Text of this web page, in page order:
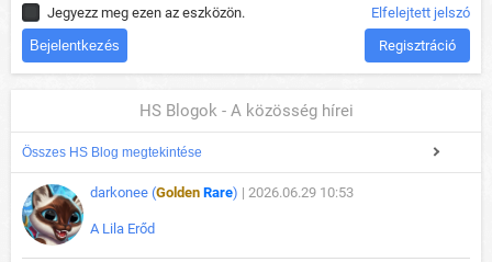
Jegyezz meg ezen az eszközön. Elfelejtett jelszó
Regisztráció
HS Blogok - A közösség hírei
Összes HS Blog megtekintése
darkonee (Golden Rare) | 2026.06.29 10:53
A Lila Erőd